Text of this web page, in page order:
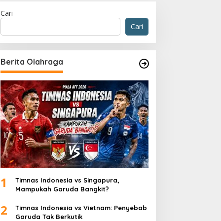
Berita,Internasional,Politik
Vladimir Putin Siap Bertemu
Syaratnya
Cari
Cari
Berita Olahraga
1
Timnas Indonesia vs Singapura,
Mampukah Garuda Bangkit?
2
Timnas Indonesia vs Vietnam: Penyebab
Garuda Tak Berkutik